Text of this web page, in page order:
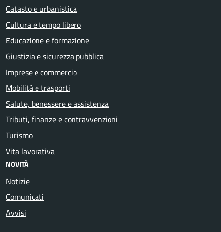
Catasto e urbanistica
Cultura e tempo libero
Educazione e formazione
Giustizia e sicurezza pubblica
Imprese e commercio
Mobilità e trasporti
Salute, benessere e assistenza
Tributi, finanze e contravvenzioni
Turismo
Vita lavorativa
NOVITÀ
Notizie
Comunicati
Avvisi